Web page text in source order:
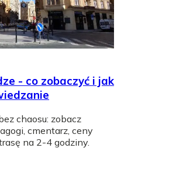
- co zobaczyć i jak
chaosu: zobacz
cmentarz, ceny
na 2-4 godziny.